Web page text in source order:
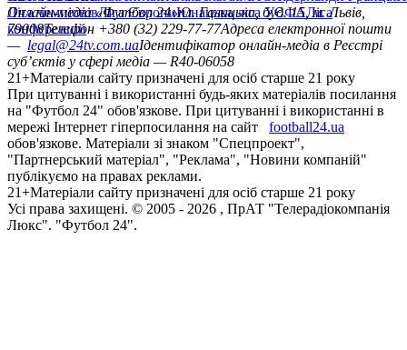
Ліга чемпіонівЛіга ЄвропиЮнацька ліга УЄФАЛіга
конференцій
Онлайн-медіа «Футбол 24»пл. Галицька, буд. 15, м. Львів,
79008Телефон +380 (32) 229-77-77Адреса електронної пошти
— legal@24tv.com.uaІдентифікатор онлайн-медіа в Реєстрі
суб’єктів у сфері медіа — R40-06058
21+Матеріали сайту призначені для осіб старше 21 року
При цитуванні і використанні будь-яких матеріалів посилання
на "Футбол 24" обов'язкове. При цитуванні і використанні в
мережі Інтернет гіперпосилання на сайт
football24.ua
обов'язкове. Матеріали зі знаком "Спецпроект",
"Партнерський матеріал", "Реклама", "Новини компаній"
публікуємо на правах реклами.
21+Матеріали сайту призначені для осіб старше 21 року
Усi права захищенi. © 2005 - 2026 , ПрАТ "Телерадіокомпанія
Люкс". "Футбол 24".